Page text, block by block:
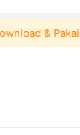
& Pakai！